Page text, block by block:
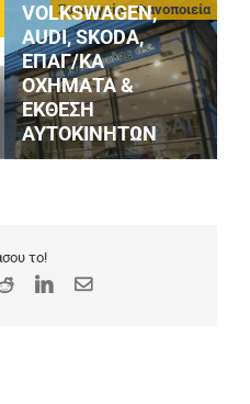
Συνεργεία - Φανοποιεία
VOLKSWAGEN,
AUDI, SKODA,
ΕΠΑΓ/ΚΑ
ΟΧΗΜΑΤΑ &
ΕΚΘΕΣΗ
ΑΥΤΟΚΙΝΗΤΩΝ
το!
RedditLinkedIn
Email